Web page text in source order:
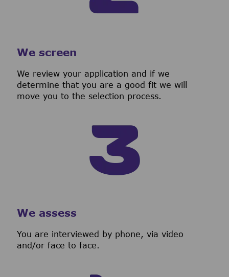
We screen
We review your application and if we
determine that you are a good fit we will
move you to the selection process.
We assess
You are interviewed by phone, via video
and/or face to face.